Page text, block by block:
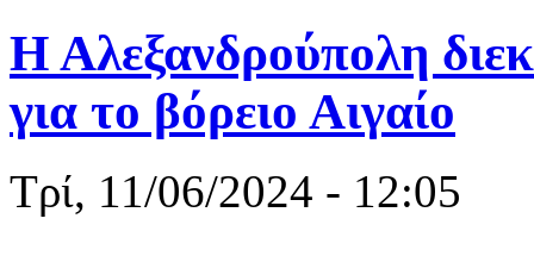
Η Αλεξανδρούπολη
για το βόρειο Αιγαίο
Τρί, 11/06/2024 - 12:05